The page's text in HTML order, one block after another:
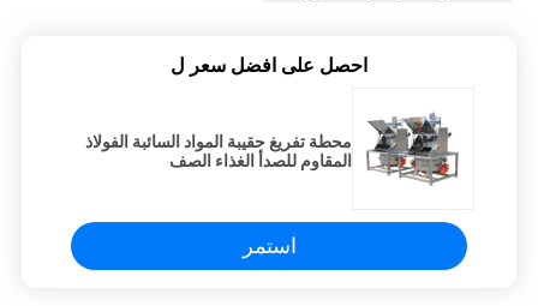
احصل على افضل سعر ل
محطة تفريغ حقيبة المواد السائبة الفولاذ
المقاوم للصدأ الغذاء الصف
استمر